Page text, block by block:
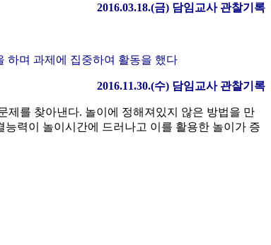
2016.03.18.(금) 담임교사 관찰기록
하며 과제에 집중하여 활동을 했다
2016.11.30.(수) 담임교사 관찰기록
제를 찾아낸다. 놀이에 정해져있지 않은 방법을 만
력이 놀이시간에 드러나고 이를 활용한 놀이가 증